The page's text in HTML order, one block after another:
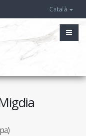
Català